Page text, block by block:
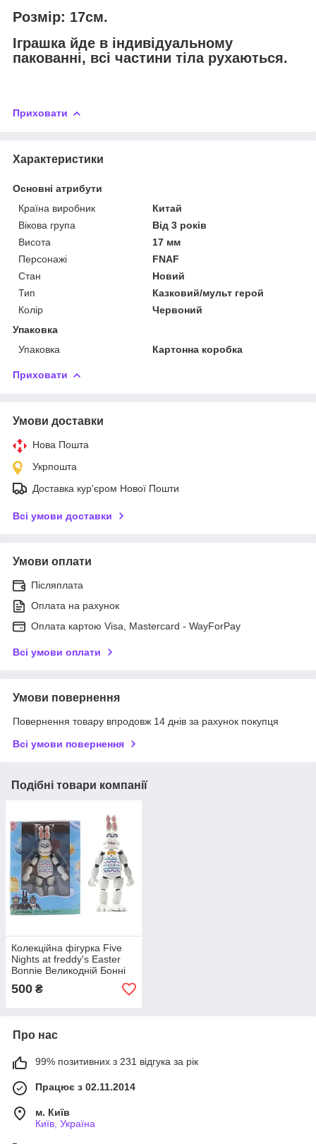
Розмір: 17см.
Іграшка йде в індивідуальному
пакованні, всі частини тіла рухаються.
Приховати
Характеристики
Основні атрибути
Країна виробник
Китай
Вікова група
Від 3 років
Висота
17 мм
Персонажі
FNAF
Стан
Новий
Тип
Казковий/мульт герой
Колір
Червоний
Упаковка
Упаковка
Картонна коробка
Приховати
Умови доставки
Нова Пошта
Укрпошта
Доставка кур'єром Нової Пошти
Всі умови доставки
Умови оплати
Післяплата
Оплата на рахунок
Оплата картою Visa, Mastercard - WayForPay
Всі умови оплати
Умови повернення
Повернення товару впродовж 14 днів за рахунок покупця
Всі умови повернення
Подібні товари компанії
Колекційна фігурка Five
Nights at freddy's Easter
Bonnie Великодній Бонні
500 ₴
Про нас
99% позитивних з 231 відгука за рік
Працює з 02.11.2014
м. Київ
Київ, Україна